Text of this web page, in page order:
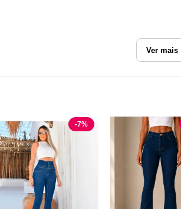
Zamori
Razão Social
ZAMORI JEANS LTDA
Ver mais
-7%